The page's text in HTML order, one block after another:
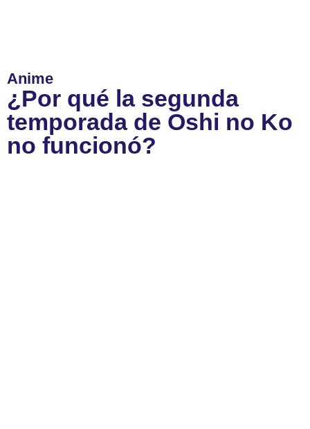
Anime
¿Por qué la segunda
temporada de Oshi no Ko
no funcionó?